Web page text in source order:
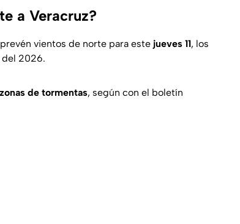
a Veracruz?
vientos de norte para este jueves 11, los
del 2026.
zonas de tormentas, según con el boletín